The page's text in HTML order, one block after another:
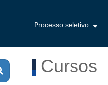
Processo seletivo
Cursos